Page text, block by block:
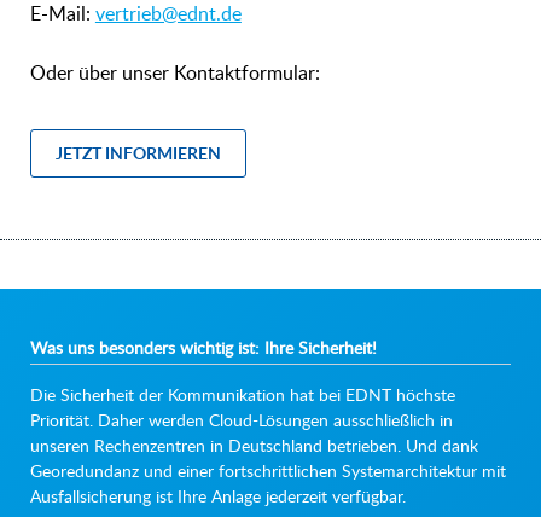
E-Mail: vertrieb@ednt.de
Oder über unser Kontaktformular:
JETZT INFORMIEREN
Was uns besonders wichtig ist: Ihre Sicherheit!
Die Sicherheit der Kommunikation hat bei EDNT höchste
Priorität. Daher werden Cloud-Lösungen ausschließlich in
unseren Rechenzentren in Deutschland betrieben. Und dank
Georedundanz und einer fortschrittlichen Systemarchitektur mit
Ausfallsicherung ist Ihre Anlage jederzeit verfügbar.